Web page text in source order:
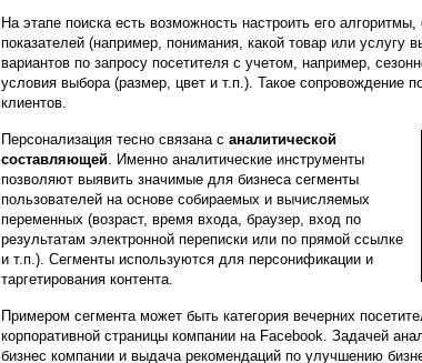
На этапе поиска есть возможность настроить его
показателей (например, понимания, какой товар или услугу
вариантов по запросу посетителя с учетом, например,
условия выбора (размер, цвет и т.п.). Такое сопровождение
клиентов.
Персонализация тесно связана с аналитической
составляющей. Именно аналитические инструменты
позволяют выявить значимые для бизнеса сегменты
пользователей на основе собираемых и вычисляемых
переменных (возраст, время входа, браузер, вход по
результатам электронной переписки или по прямой ссылке
и т.п.). Сегменты используются для персонификации и
таргетирования контента.
Примером сегмента может быть категория вечерних
корпоративной страницы компании на Facebook. Задачей
бизнес компании и выдача рекомендаций по улучшению